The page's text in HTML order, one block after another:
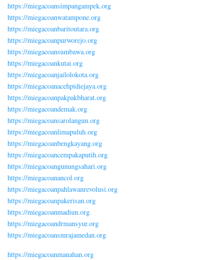
https://miegacoansimpangampek.org
https://miegacoanwatampone.org
https://miegacoanbaritoutara.org
https://miegacoanpurworejo.org
https://miegacoansumbawa.org
https://miegacoankutai.org
https://miegacoanjailolokota.org
https://miegacoanacehpidiejaya.org
https://miegacoanpakpakbharat.org
https://miegacoandemak.org
https://miegacoansarolangun.org
https://miegacoanlimapuluh.org
https://miegacoanbengkayang.org
https://miegacoancempakaputih.org
https://miegacoangunungsahari.org
https://miegacoanancol.org
https://miegacoanpahlawanrevolusi.org
https://miegacoanpakerisan.org
https://miegacoanmadiun.org
https://miegacoandrmansyur.org
https://miegacoansmrajamedan.org
https://miegacoanmanahan.org